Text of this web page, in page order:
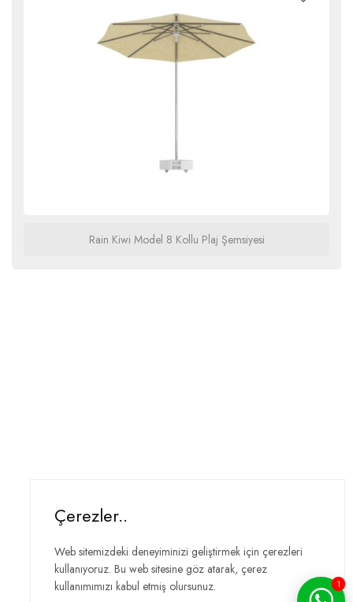
Rain Kiwi Model 8 Kollu Plaj Şemsiyesi
Rain Öne Çift Açılır Büyük Bahçe Şemsiyesi
Çerezler..
Web sitemizdeki deneyiminizi geliştirmek için çerezleri
kullanıyoruz. Bu web sitesine göz atarak, çerez
kullanımımızı kabul etmiş olursunuz.
1